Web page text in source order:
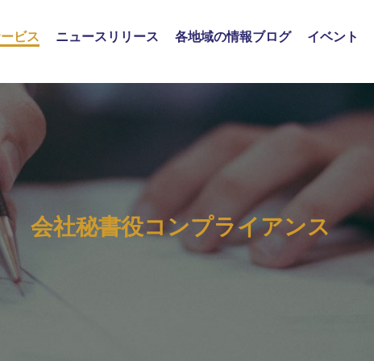
ビス ニュースリリース 各地域の情報ブログ イベント
会社秘書役コンプライアンス